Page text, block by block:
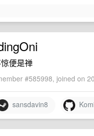
便是禅
#585998, joined on
sansdavin8